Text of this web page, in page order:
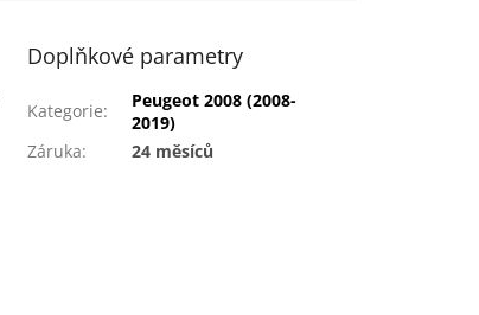
Doplňkové parametry
Kategorie:
Peugeot 2008 (2008-
2019)
Záruka: 24 měsíců